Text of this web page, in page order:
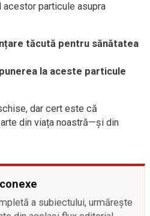
particule asupra
tăcută pentru sănătatea
la aceste particule
dar cert este că
din viața noastră—și din
a subiectului, urmărește